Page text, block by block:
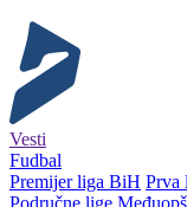
Vesti
Fudbal
Premijer liga BiH Prva
Područne lige